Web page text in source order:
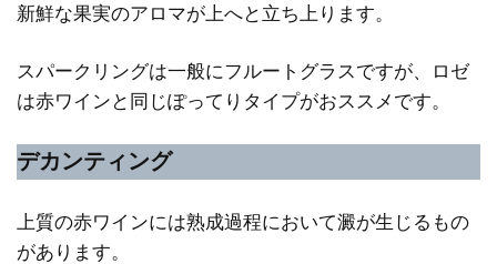
新鮮な果実のアロマが上へと立ち上ります。
スパークリングは一般にフルートグラスですが、ロゼ
は赤ワインと同じぽってりタイプがおススメです。
デカンティング
上質の赤ワインには熟成過程において澱が生じるもの
があります。